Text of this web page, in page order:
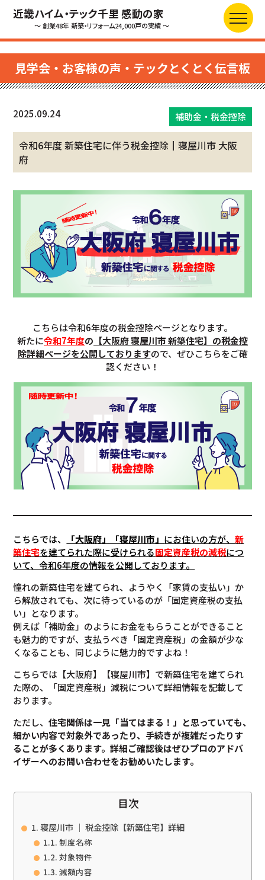
近畿ハイム・テック千里 感動の家
～ 創業48年 新築・リフォーム24,000戸の実績 ～
見学会・お客様の声・テックとくとく伝言板
2025.09.24 補助金・税金控除
令和6年度 新築住宅に伴う税金控除┃寝屋川市 大阪
府
こちらは令和6年度の税金控除ページとなります。
新たに令和7年度の 【大阪府 寝屋川市 新築住宅】の税金控
除詳細ページを公開しておりますので、ぜひこちらをご確
認ください！
こちらでは、 「大阪府」「寝屋川市」 にお住いの方が、新
築住宅を建てられた際に受けられる固定資産税の減税につ
いて、令和6年度の情報を公開しております。
憧れの新築住宅を建てられ、ようやく「家賃の支払い」か
ら解放されても、次に待っているのが「固定資産税の支払
い」となります。
例えば「補助金」のようにお金をもらうことができること
も魅力的ですが、支払うべき「固定資産税」の金額が少な
くなることも、同じように魅力的ですよね！
こちらでは【大阪府】【寝屋川市】で新築住宅を建てられ
た際の、「固定資産税」減税について詳細情報を記載して
おります。
ただし、住宅関係は一見「当てはまる！」と思っていても、
細かい内容で対象外であったり、手続きが複雑だったりす
ることが多くあります。詳細ご確認後はぜひプロのアドバ
イザーへのお問い合わせをお勧めいたします。
目次
寝屋川市 ｜ 税金控除【新築住宅】詳細
制度名称
対象物件
減額内容